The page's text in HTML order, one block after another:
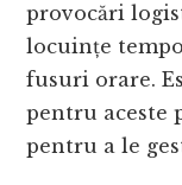
provocări
locuințe
fusuri orare.
pentru aceste
pentru a le